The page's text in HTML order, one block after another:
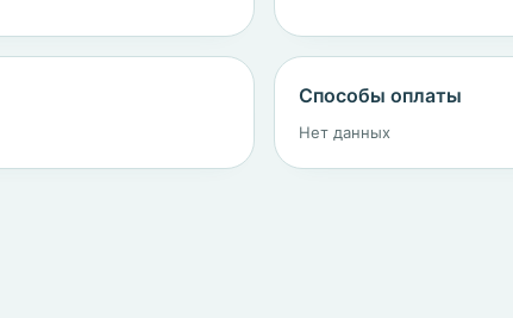
Способы оплаты
Нет данных